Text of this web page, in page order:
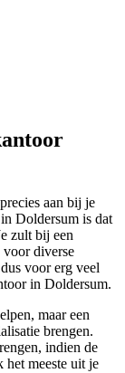
aan bij je
Doldersum is dat
zult bij een
voor diverse
voor erg veel
in Doldersum.
maar een
brengen.
indien de
het meeste uit je